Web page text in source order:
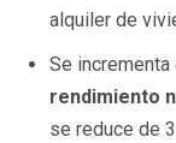
alquiler de
Se incrementa
rendimiento
se reduce de